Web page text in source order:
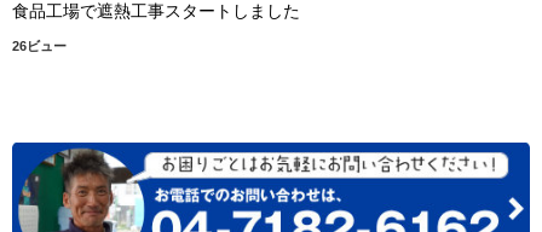
食品工場で遮熱工事スタートしました
26ビュー